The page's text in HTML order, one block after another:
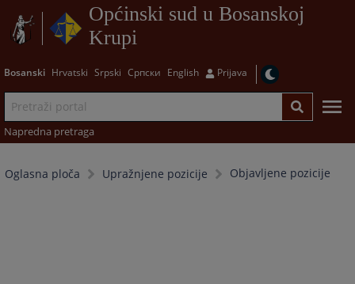
Općinski sud u Bosanskoj
Krupi
Bosanski Hrvatski Srpski Српски English Prijava
Napredna pretraga
Oglasna ploča Upražnjene pozicije Objavljene pozicije